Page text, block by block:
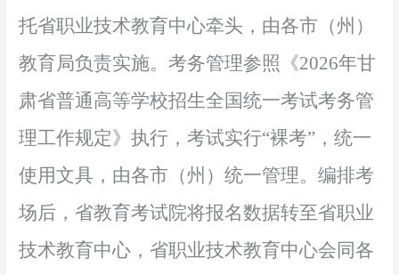
托省职业技术教育中心牵头，由各市（州）
教育局负责实施。考务管理参照《2026年甘
肃省普通高等学校招生全国统一考试考务管
理工作规定》执行，考试实行“裸考”，统一
使用文具，由各市（州）统一管理。编排考
场后，省教育考试院将报名数据转至省职业
技术教育中心，省职业技术教育中心会同各